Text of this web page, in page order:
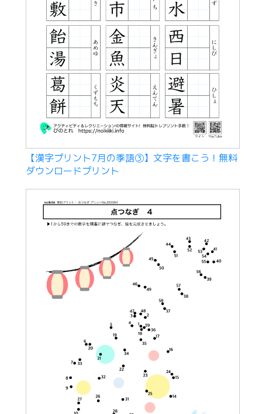
【漢字プリント7月の季語③】文字を書こう！無料
ダウンロードプリント